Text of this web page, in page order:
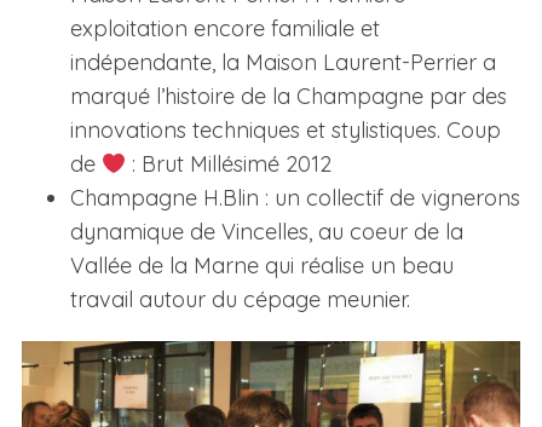
exploitation encore familiale et
indépendante, la Maison Laurent-Perrier a
marqué l’histoire de la Champagne par des
innovations techniques et stylistiques. Coup
de
: Brut Millésimé 2012
Champagne H.Blin : un collectif de vignerons
dynamique de Vincelles, au coeur de la
Vallée de la Marne qui réalise un beau
travail autour du cépage meunier.